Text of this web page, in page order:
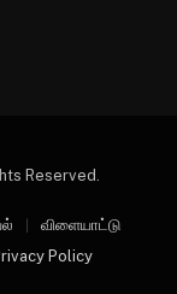
Reserved.
விளையாட்டு
Policy